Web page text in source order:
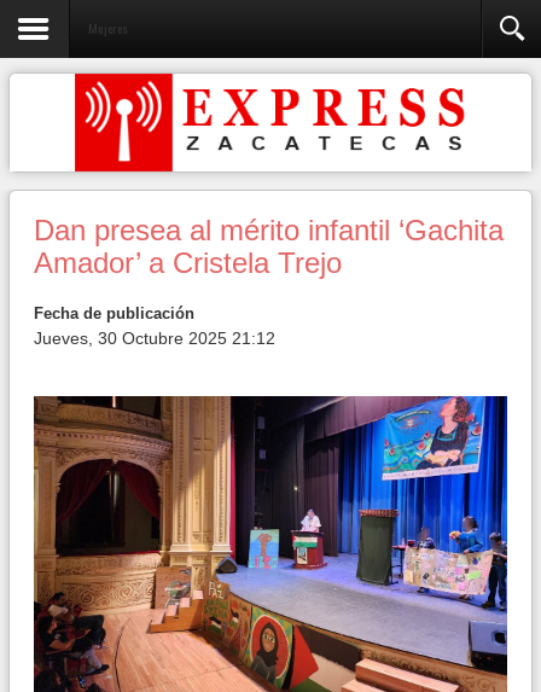
Mujeres
Dan presea al mérito infantil ‘Gachita
Amador’ a Cristela Trejo
Fecha de publicación
Jueves, 30 Octubre 2025 21:12